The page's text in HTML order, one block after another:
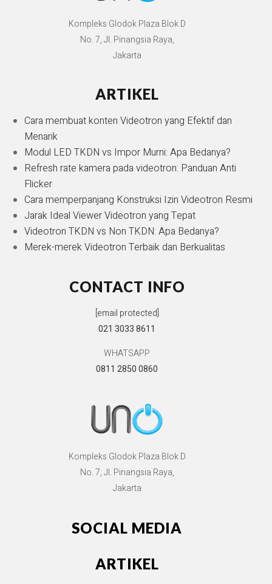
Kompleks Glodok Plaza Blok D
No. 7, Jl. Pinangsia Raya,
Jakarta
ARTIKEL
Cara membuat konten Videotron yang Efektif dan
Menarik
Modul LED TKDN vs Impor Murni: Apa Bedanya?
Refresh rate kamera pada videotron: Panduan Anti
Flicker
Cara memperpanjang Konstruksi Izin Videotron Resmi
Jarak Ideal Viewer Videotron yang Tepat
Videotron TKDN vs Non TKDN: Apa Bedanya?
Merek-merek Videotron Terbaik dan Berkualitas
CONTACT INFO
[email protected]
021 3033 8611
WHATSAPP
0811 2850 0860
Kompleks Glodok Plaza Blok D
No. 7, Jl. Pinangsia Raya,
Jakarta
SOCIAL MEDIA
ARTIKEL